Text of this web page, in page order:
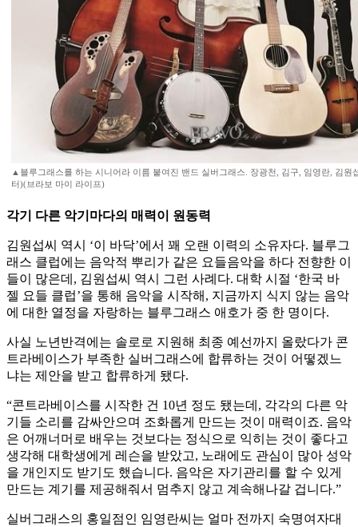
▲블루그래스를 하는 시니어라 이름 붙여진 밴드 실버그래스. 장광천, 김구, 임영란, 김원
터)(브라보 마이 라이프)
각기 다른 악기마다의 매력이 원동력
김원섭씨 역시 ‘이 바닥’에서 꽤 오랜 이력의 소유자다. 블루그
래스 클럽에는 음악적 뿌리가 같은 요들음악을 하다 전향한 이
들이 많은데, 김원섭씨 역시 그런 사례다. 대학 시절 ‘한국 바
젤 요들 클럽’을 통해 음악을 시작해, 지금까지 식지 않는 음악
에 대한 열정을 자랑하는 블루그래스 애호가 중 한 명이다.
사실 노년반격에는 솔로로 지원해 최종 예선까지 올랐다가 콘
트라베이스가 부족한 실버그래스에 합류하는 것이 어떻겠느
냐는 제안을 받고 합류하게 됐다.
“콘트라베이스를 시작한 건 10년 정도 됐는데, 각각의 다른 악
기들 소리를 감싸안으며 조화롭게 만드는 것이 매력이죠. 음악
은 어깨너머로 배우는 것보다는 정식으로 익히는 것이 좋다고
생각해 대학생에게 레슨을 받았고, 노래에도 관심이 많아 성악
을 개인지도 받기도 했습니다. 음악은 자기관리를 할 수 있게
만드는 계기를 제공해줘서 멈추지 않고 계속해나갈 겁니다.”
실버그래스의 홍일점인 임영란씨는 얼마 전까지 숙명여자대